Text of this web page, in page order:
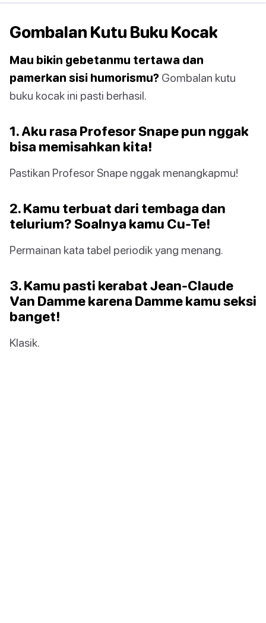
Gombalan Kutu Buku Kocak
Mau bikin gebetanmu tertawa dan
pamerkan sisi humorismu? Gombalan kutu
buku kocak ini pasti berhasil.
1. Aku rasa Profesor Snape pun nggak
bisa memisahkan kita!
Pastikan Profesor Snape nggak menangkapmu!
2. Kamu terbuat dari tembaga dan
telurium? Soalnya kamu Cu-Te!
Permainan kata tabel periodik yang menang.
3. Kamu pasti kerabat Jean-Claude
Van Damme karena Damme kamu seksi
banget!
Klasik.